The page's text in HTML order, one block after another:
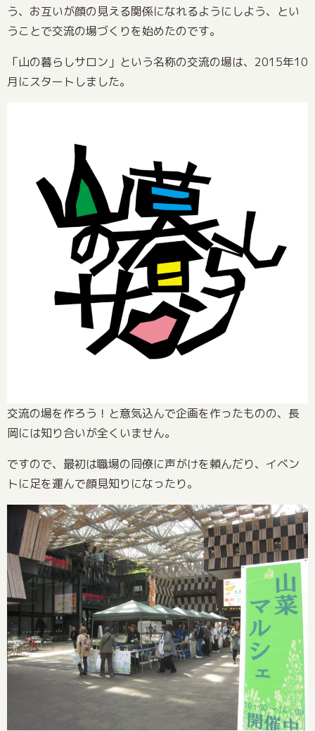
う、お互いが顔の見える関係になれるようにしよう、とい
うことで交流の場づくりを始めたのです。
「山の暮らしサロン」という名称の交流の場は、2015年10
月にスタートしました。
交流の場を作ろう！と意気込んで企画を作ったものの、長
岡には知り合いが全くいません。
ですので、最初は職場の同僚に声がけを頼んだり、イベン
トに足を運んで顔見知りになったり。